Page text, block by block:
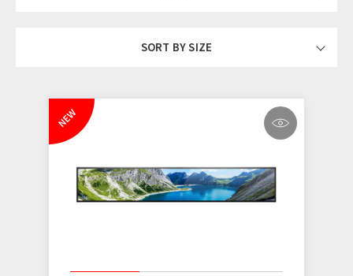
SORT BY SIZE
NEW